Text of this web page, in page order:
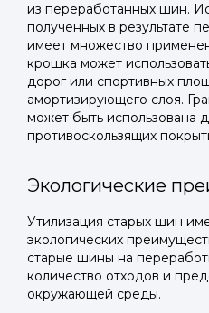
из переработанных шин.
полученных в результате
имеет множество
крошка может
дорог или спортивных
амортизирующего слоя.
может быть использована
противоскользящих
Экологические
Утилизация старых шин
экологических
старые шины на
количество отходов и
окружающей среды.